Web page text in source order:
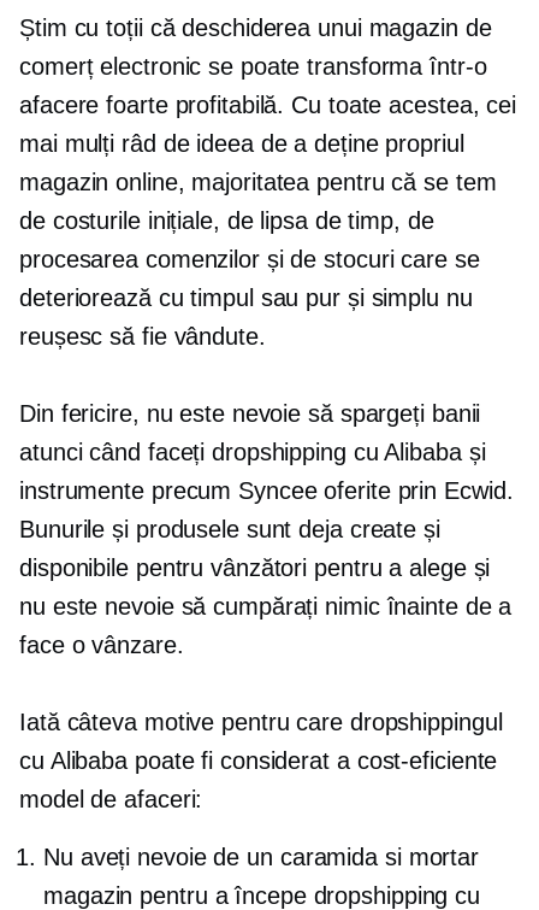
Știm cu toții că deschiderea unui magazin de
comerț electronic se poate transforma într-o
afacere foarte profitabilă. Cu toate acestea, cei
mai mulți râd de ideea de a deține propriul
magazin online, majoritatea pentru că se tem
de costurile inițiale, de lipsa de timp, de
procesarea comenzilor și de stocuri care se
deteriorează cu timpul sau pur și simplu nu
reușesc să fie vândute.
Din fericire, nu este nevoie să spargeți banii
atunci când faceți dropshipping cu Alibaba și
instrumente precum Syncee oferite prin Ecwid.
Bunurile și produsele sunt deja create și
disponibile pentru vânzători pentru a alege și
nu este nevoie să cumpărați nimic înainte de a
face o vânzare.
Iată câteva motive pentru care dropshippingul
cu Alibaba poate fi considerat a cost-eficiente
model de afaceri:
Nu aveți nevoie de un caramida si mortar
magazin pentru a începe dropshipping cu